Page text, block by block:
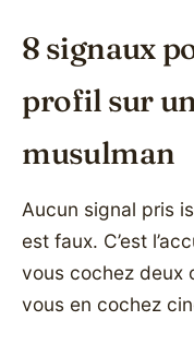
8 signaux
profil sur
musulman
Aucun signal pris
est faux. C’est
vous cochez deux
vous en cochez